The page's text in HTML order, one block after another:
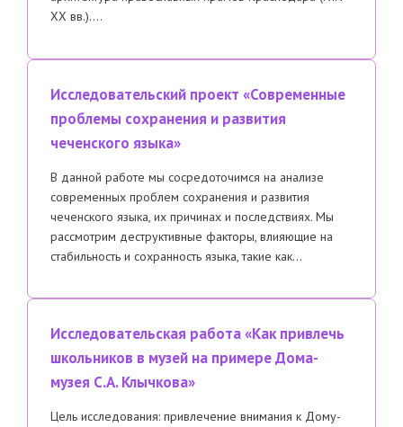
XX вв.)….
Исследовательский проект «Современные
проблемы сохранения и развития
чеченского языка»
В данной работе мы сосредоточимся на анализе
современных проблем сохранения и развития
чеченского языка, их причинах и последствиях. Мы
рассмотрим деструктивные факторы, влияющие на
стабильность и сохранность языка, такие как…
Исследовательская работа «Как привлечь
школьников в музей на примере Дома-
музея С.А. Клычкова»
Цель исследования: привлечение внимания к Дому-